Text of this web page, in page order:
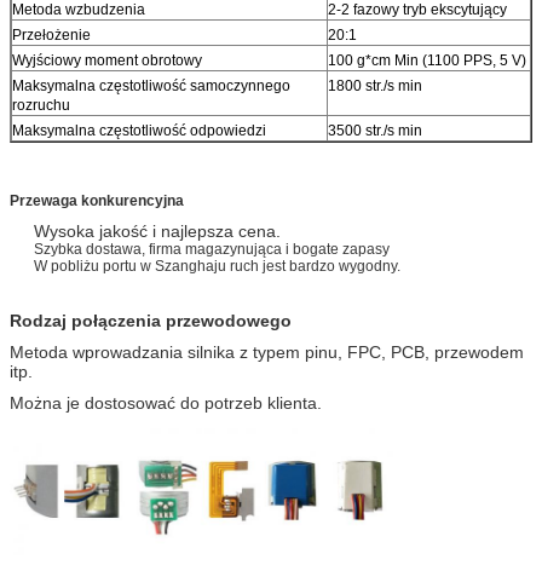
Metoda wzbudzenia
2-2 fazowy tryb ekscytujący
Przełożenie
20:1
Wyjściowy moment obrotowy
100 g*cm Min (1100 PPS, 5 V)
Maksymalna częstotliwość samoczynnego
rozruchu
1800 str./s min
Maksymalna częstotliwość odpowiedzi 3500 str./s min
Przewaga konkurencyjna
Wysoka jakość i najlepsza cena.
Szybka dostawa, firma magazynująca i bogate zapasy
W pobliżu portu w Szanghaju ruch jest bardzo wygodny.
Rodzaj połączenia przewodowego
Metoda wprowadzania silnika z typem pinu, FPC, PCB, przewodem
itp.
Można je dostosować do potrzeb klienta.